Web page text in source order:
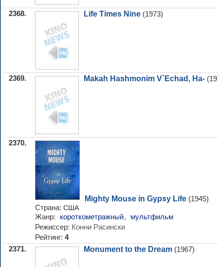
2368. Life Times Nine (1973)
2369. Makah Hashmonim V`Echad, Ha-
2370.
Mighty Mouse in Gypsy Life (1945)
Страна: США
Жанр: короткометражный,
мультфильм
Режиссер: Конни Расински
Рейтинг: 4
2371.
Monument to the Dream (1967)